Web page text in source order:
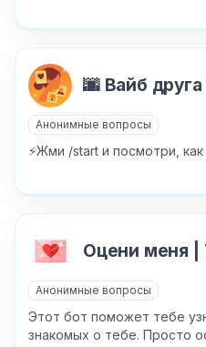
🌆 Вайб
Анонимные вопросы
⚡️Жми /start и посмотри,
Оцени меня |
Анонимные вопросы
Этот бот поможет тебе
знакомых о тебе. Просто